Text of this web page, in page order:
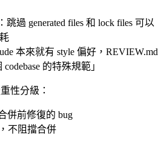
跳過 generated files 和 lock files 可以
本來就有 style 偏好，REVIEW.md
的特殊規範」
性分級：
併前修復的 bug
不阻擋合併